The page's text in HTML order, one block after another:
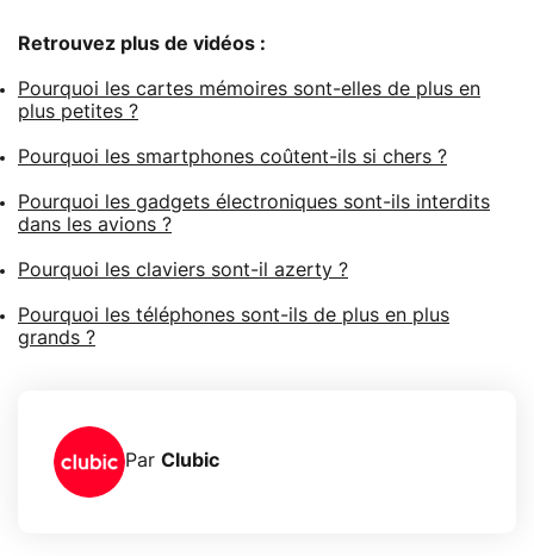
Retrouvez plus de vidéos :
Pourquoi les cartes mémoires sont-elles de plus en
plus petites ?
Pourquoi les smartphones coûtent-ils si chers ?
Pourquoi les gadgets électroniques sont-ils interdits
dans les avions ?
Pourquoi les claviers sont-il azerty ?
Pourquoi les téléphones sont-ils de plus en plus
grands ?
Par Clubic